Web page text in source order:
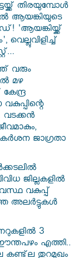
തിരയുമ്പോൾ
ആയങ്കിയുടെ
'ആയങ്കിയ്ക്ക്
വരും
മഴ
വടക്കൻ
ജാഗ്രതാ
ജില്ലകളിൽ
വകുപ്പ്
അലർട്ടുകൾ
3
എത്തി..